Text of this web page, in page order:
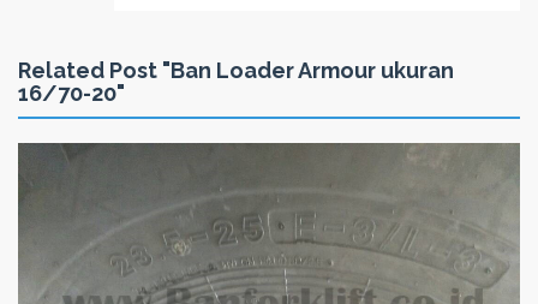
Related Post "Ban Loader Armour ukuran
16/70-20"